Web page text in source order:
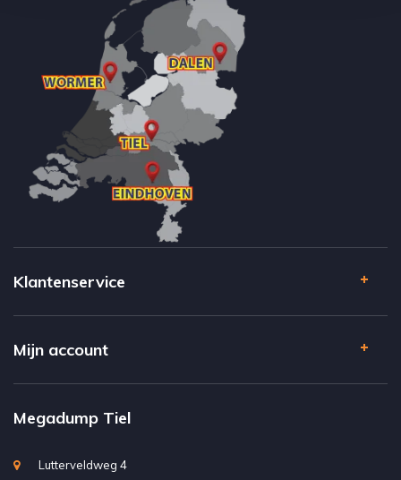
Klantenservice
Mijn account
Megadump Tiel
Lutterveldweg 4